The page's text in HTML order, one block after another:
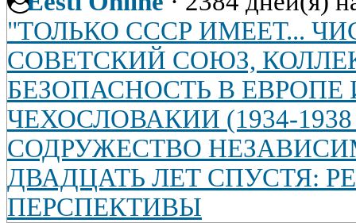
"ТОЛЬКО СССР ИМЕЕТ...
СОВЕТСКИЙ СОЮЗ,
БЕЗОПАСНОСТЬ В ЕВРОПЕ
ЧЕХОСЛОВАКИИ (1934-1938
СОДРУЖЕСТВО
ДВАДЦАТЬ ЛЕТ СПУСТЯ:
ПЕРСПЕКТИВЫ